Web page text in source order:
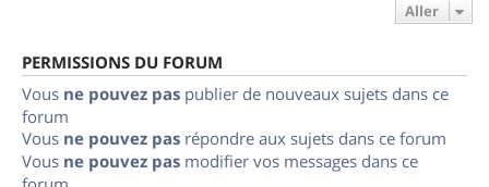
Aller
PERMISSIONS DU FORUM
Vous ne pouvez pas publier de nouveaux sujets dans ce
forum
Vous ne pouvez pas répondre aux sujets dans ce forum
Vous ne pouvez pas modifier vos messages dans ce